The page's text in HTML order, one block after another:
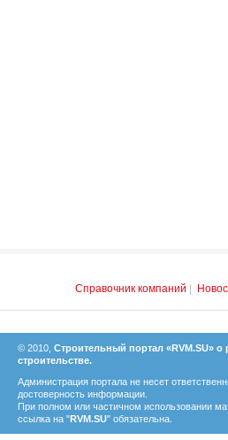
Справочник компаний
© 2010, Строительный портал «RVM.SU» о
строительстве.
Администрация портала не несет
достоверность информации.
При полном или частичном использовании
ссылка на "RVM.SU" обязательна.